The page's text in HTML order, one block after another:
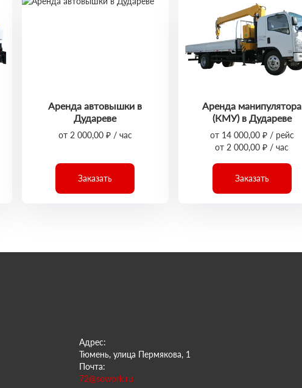
Аренда автовышки в
Дудареве
от 2 000,00 ₽ / час
Заказать
Аренда манипулятора
(КМУ) в Дудареве
от 14 000,00 ₽ / рейс
от 2 000,00 ₽ / час
Заказать
Адрес:
Тюмень, улица Пермякова, 1
Почта:
72@sowork.ru